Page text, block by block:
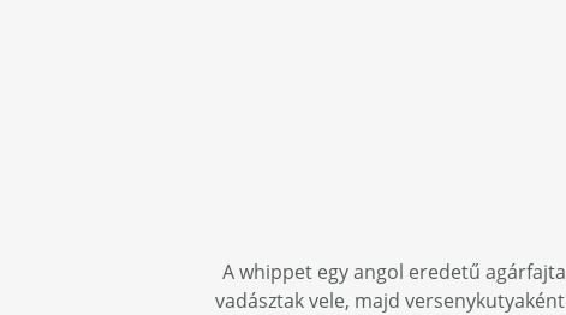
A whippet egy angol eredetű
vadásztak vele, majd